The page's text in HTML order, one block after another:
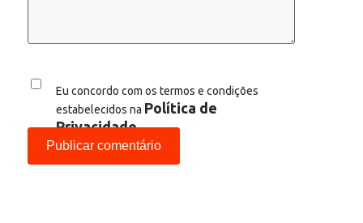
Eu concordo com os termos e condições
estabelecidos na Política de
Privacidade